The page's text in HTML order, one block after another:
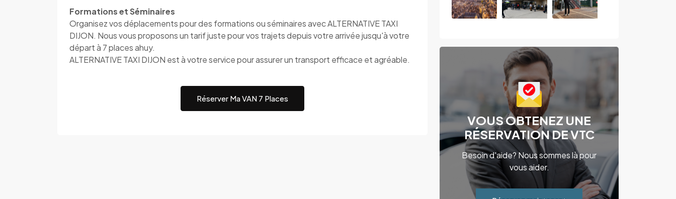
Formations et Séminaires
Organisez vos déplacements pour des formations ou séminaires avec ALTERNATIVE TAXI
DIJON. Nous vous proposons un tarif juste pour vos trajets depuis votre arrivée jusqu'à votre
départ à 7 places ahuy.
ALTERNATIVE TAXI DIJON est à votre service pour assurer un transport efficace et agréable.
Réserver Ma VAN 7 Places
VOUS OBTENEZ UNE
RÉSERVATION DE VTC
Besoin d'aide? Nous sommes là pour
vous aider.